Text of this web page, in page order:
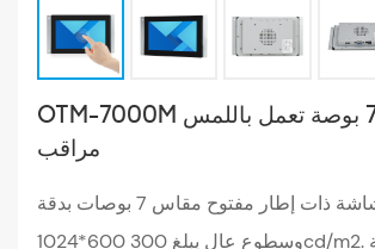
OTM-7000M صحيح شقة 7 بوصة تعمل باللمس
مراقب
شاشة ذات إطار مفتوح مقاس 7 بوصات بدقة FHD
1024*600 وسطوع عالٍ يبلغ 300cd/m2. نسبة شاشة